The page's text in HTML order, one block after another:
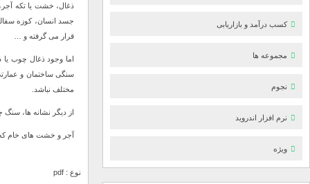
ذغال، خشت یا تکه
قرار می گرفته و …
اما وجود ذغال چوب
سنگی ساختمان و
مختلف نباشد.
از دیگر نشانه ها،
آجر و خشت های خام که
نوع : pdf
کسب درآمد و بازاریابی
مجموعه ها
نجوم
نرم افزار اندروید
ویژه